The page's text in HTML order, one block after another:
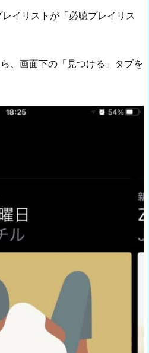
イリストが「必聴プレイリス
、画面下の「見つける」タブを